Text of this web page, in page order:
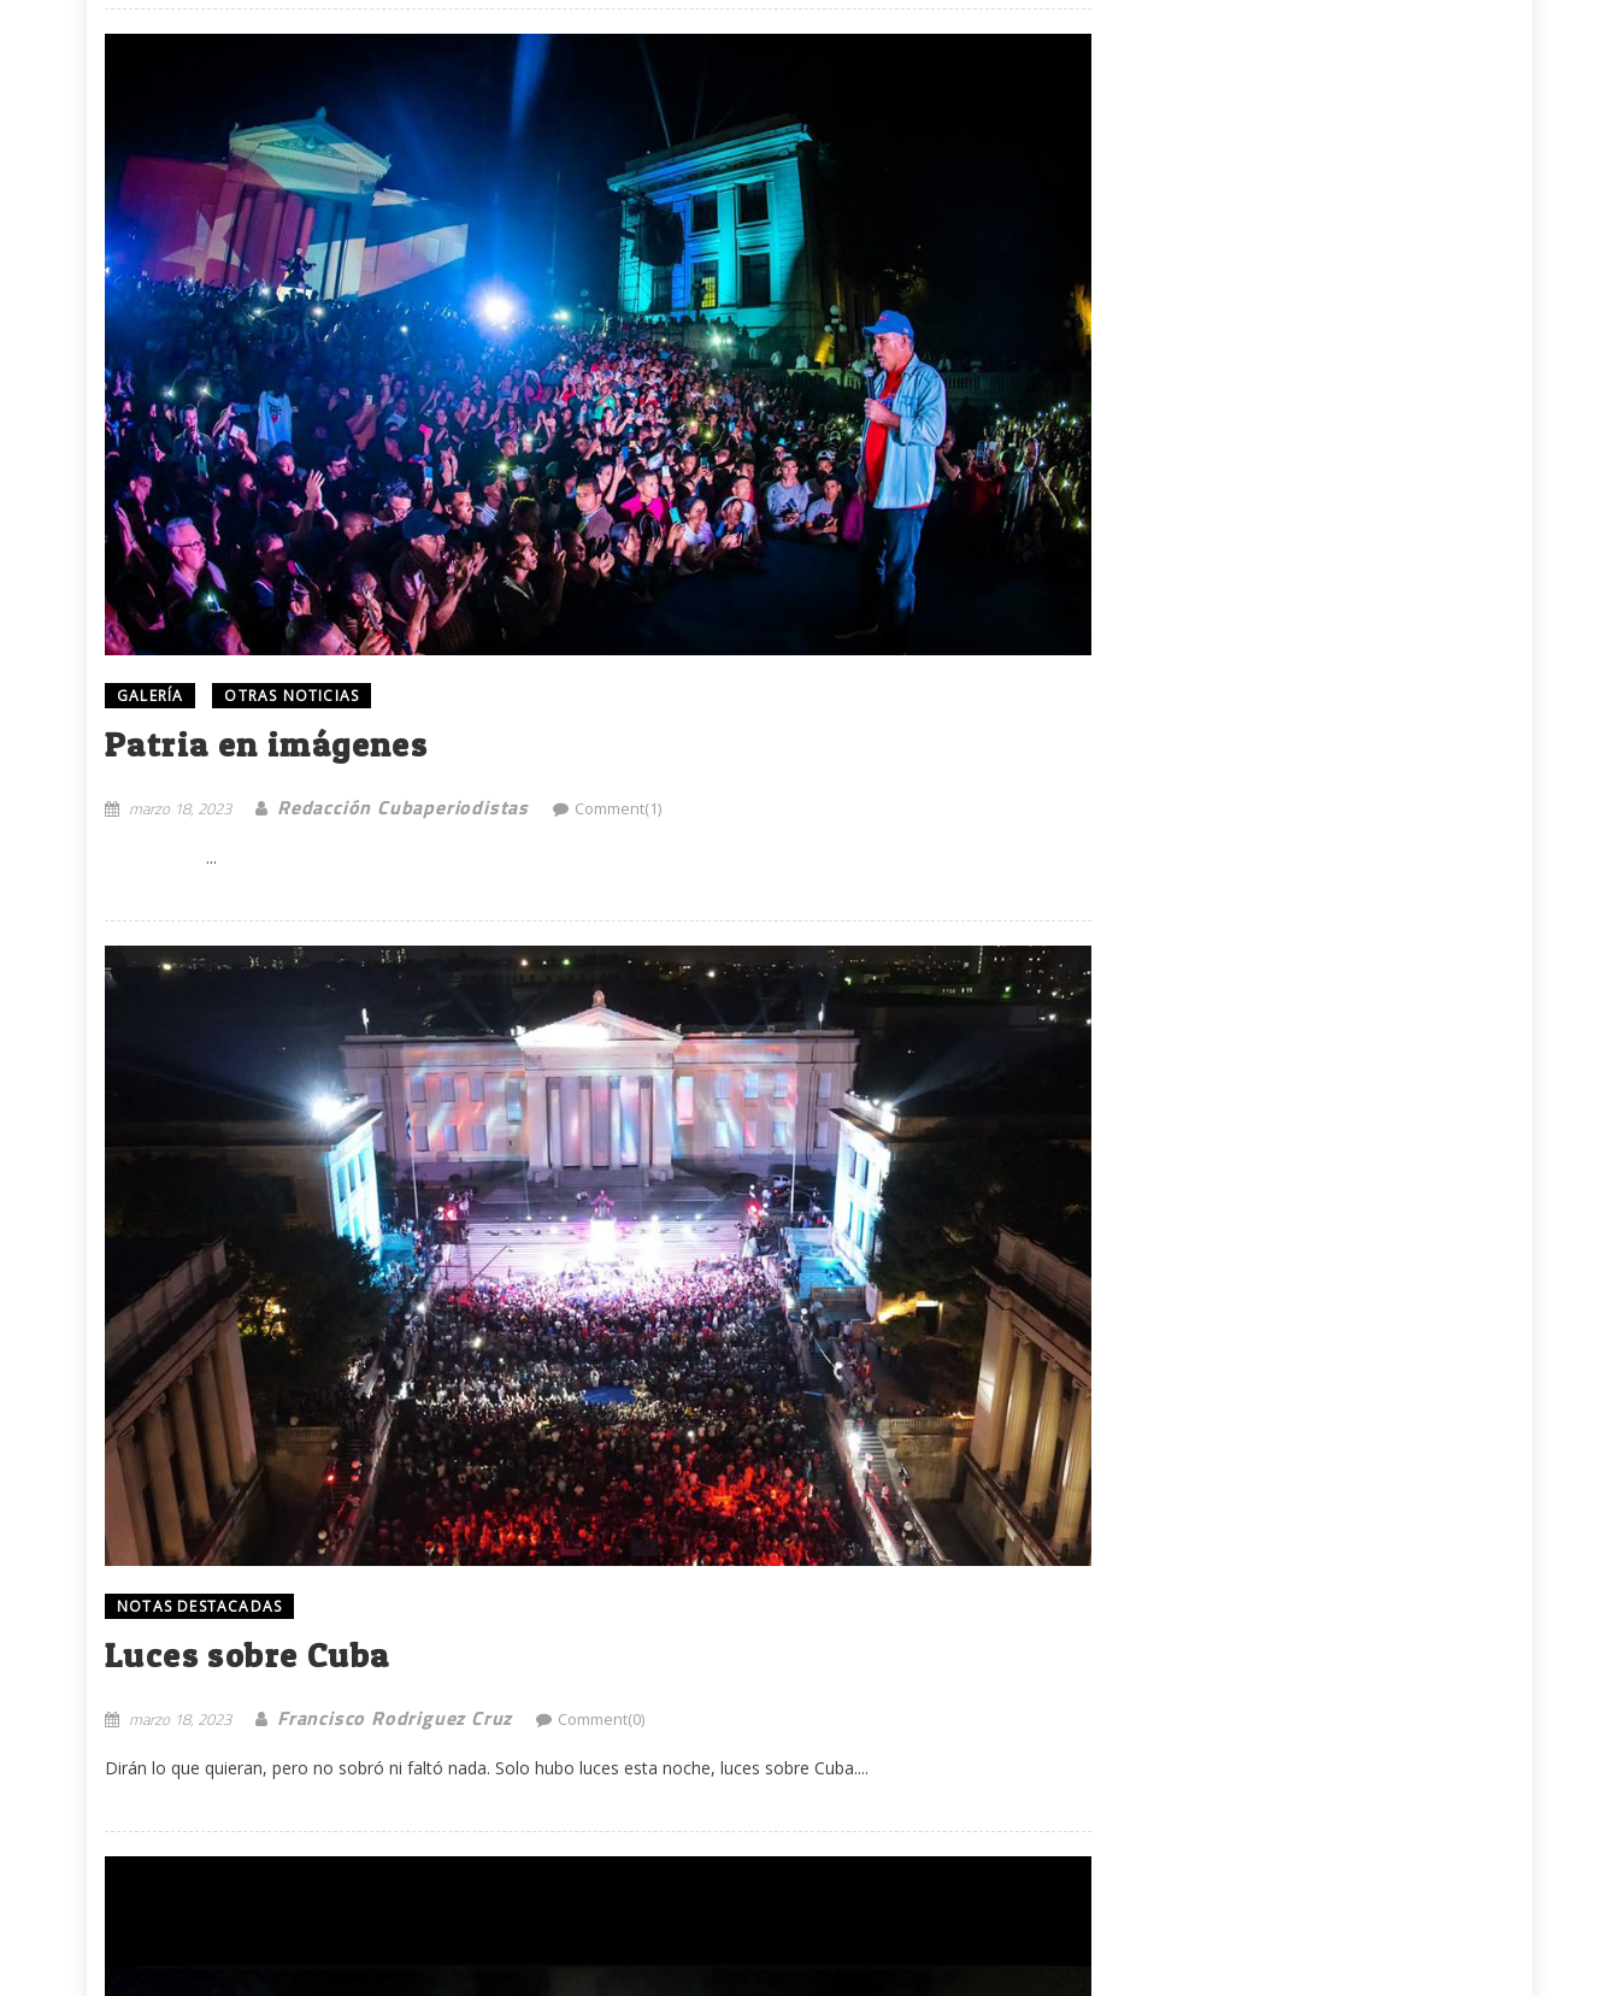
GALERÍA OTRAS NOTICIAS
Patria en imágenes
marzo 18, 2023 Redacción Cubaperiodistas Comment(1)
...
NOTAS DESTACADAS
Luces sobre Cuba
marzo 18, 2023 Francisco Rodriguez Cruz Comment(0)
Dirán lo que quieran, pero no sobró ni faltó nada. Solo hubo luces esta noche, luces sobre Cuba....